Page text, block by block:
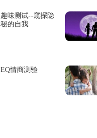
趣味测试--窥探隐
秘的自我
EQ情商测验